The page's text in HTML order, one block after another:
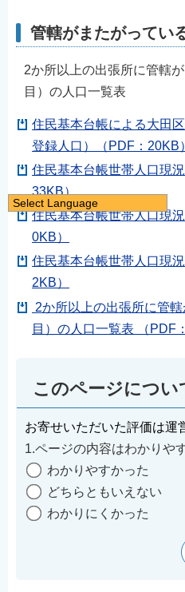
管轄がまたがってい
2か所以上の出張所に管轄
目）の人口一覧表
住民基本台帳による大田
登録人口）（PDF：20KB）
住民基本台帳世帯人口現
33KB）
住民基本台帳世帯人口現
0KB）
住民基本台帳世帯人口現
2KB）
2か所以上の出張所に管
目）の人口一覧表 （PDF
このページについ
お寄せいただいた評価は運
1.ページの内容はわかりや
わかりやすかった
どちらともいえない
わかりにくかった
Select Language
日本語
繁體中文
한국어